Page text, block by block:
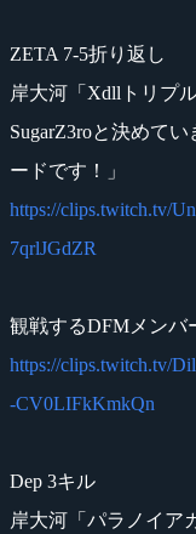
ZETA 7-5折り返し
岸大河「Xdllトリプ
SugarZ3roと決めて
ードです！」
https://clips.twitch.tv/
7qrlJGdZR
観戦するDFMメンバ
https://clips.twitch.tv/
-CV0LIFkKmkQn
Dep 3キル
岸大河「パラノイア